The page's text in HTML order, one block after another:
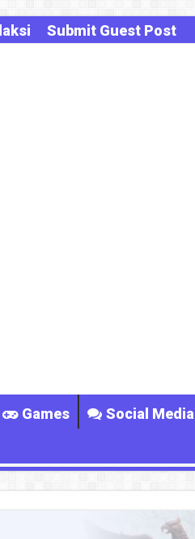
Submit Guest Post
Games Social Media